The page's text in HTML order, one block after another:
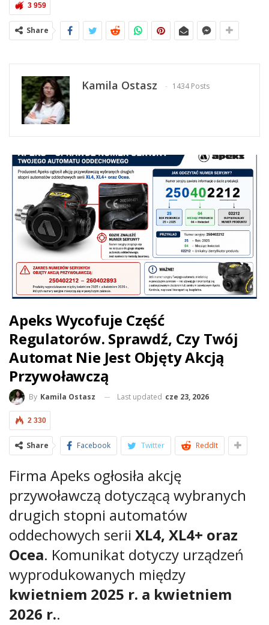
3 959
Share
Kamila Ostasz 1434 Posts
Apeks Wycofuje Część
Regulatorów. Sprawdź, Czy Twój
Automat Nie Jest Objęty Akcją
Przywoławczą
By Kamila Ostasz Last updated cze 23, 2026
2 330
Share Facebook Twitter ReddIt
Firma Apeks ogłosiła akcję
przywoławczą dotyczącą wybranych
drugich stopni automatów
oddechowych serii XL4, XL4+ oraz
Ocea. Komunikat dotyczy urządzeń
wyprodukowanych między
kwietniem 2025 r. a kwietniem
2026 r..